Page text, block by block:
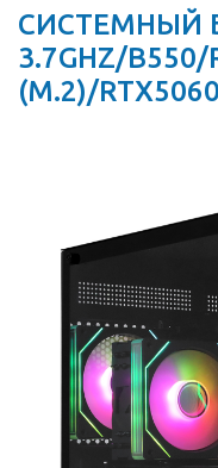
СИСТЕМНЫЙ
3.7GHZ/B550/
(M.2)/